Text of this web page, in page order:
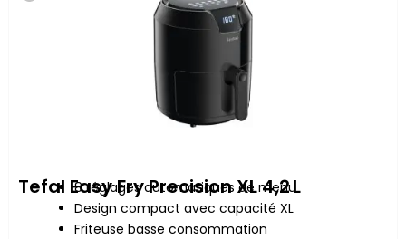
Tefal Easy Fry Precision XL 4,2 L
8 réglages automatiques de menu
Design compact avec capacité XL
Friteuse basse consommation